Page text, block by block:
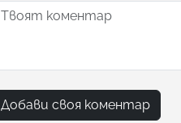
Добави своя коментар